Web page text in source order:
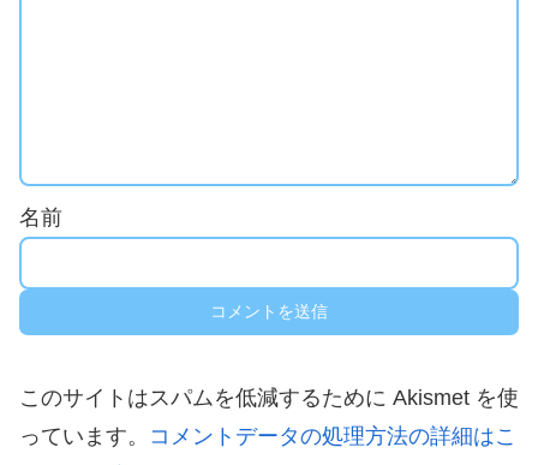
名前
このサイトはスパムを低減するために Akismet を使
っています。 コメントデータの処理方法の詳細はこ